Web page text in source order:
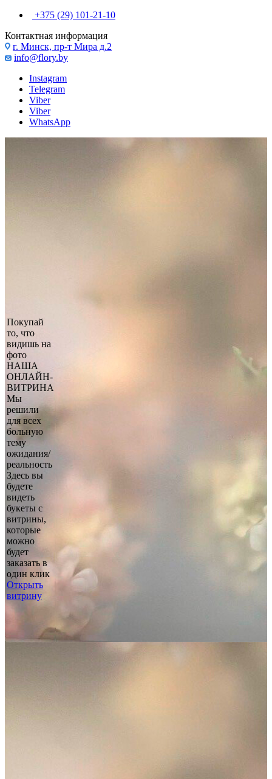
+375 (29) 101-21-10
Контактная информация
г. Минск, пр-т Мира д.2
info@flory.by
Instagram
Telegram
Viber
Viber
WhatsApp
Покупай
то, что
видишь на
фото
НАША
ОНЛАЙН-
ВИТРИНА
Мы
решили
для всех
больную
тему
ожидания/
реальность
Здесь вы
будете
видеть
букеты с
витрины,
которые
можно
будет
заказать в
один клик
Открыть
витрину